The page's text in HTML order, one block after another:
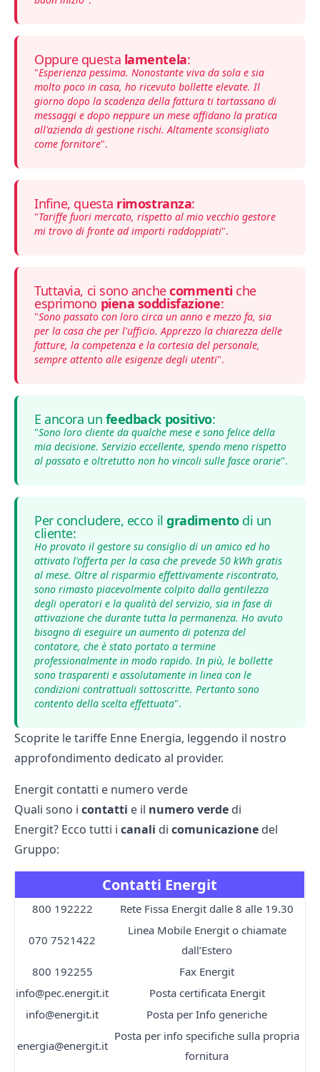
Oppure questa lamentela:
"Esperienza pessima. Nonostante viva da sola e sia
molto poco in casa, ho ricevuto bollette elevate. Il
giorno dopo la scadenza della fattura ti tartassano di
messaggi e dopo neppure un mese affidano la pratica
all'azienda di gestione rischi. Altamente sconsigliato
come fornitore".
Infine, questa rimostranza:
"Tariffe fuori mercato, rispetto al mio vecchio gestore
mi trovo di fronte ad importi raddoppiati".
Tuttavia, ci sono anchecommenti che
esprimono piena soddisfazione:
"Sono passato con loro circa un anno e mezzo fa, sia
per la casa che per l'ufficio. Apprezzo la chiarezza delle
fatture, la competenza e la cortesia del personale,
sempre attento alle esigenze degli utenti".
E ancora un feedback positivo:
"Sono loro cliente da qualche mese e sono felice della
mia decisione. Servizio eccellente, spendo meno rispetto
al passato e oltretutto non ho vincoli sulle fasce orarie".
Per concludere, ecco ilgradimentodi un
cliente:
Ho provato il gestore su consiglio di un amico ed ho
attivato l'offerta per la casa che prevede 50 kWh gratis
al mese. Oltre al risparmio effettivamente riscontrato,
sono rimasto piacevolmente colpito dalla gentilezza
degli operatori e la qualità del servizio, sia in fase di
attivazione che durante tutta la permanenza. Ho avuto
bisogno di eseguire un aumento di potenza del
contatore, che è stato portato a termine
professionalmente in modo rapido. In più, le bollette
sono trasparenti e assolutamente in linea con le
condizioni contrattuali sottoscritte. Pertanto sono
contento della scelta effettuata".
Scoprite le tariffe Enne Energia, leggendo il nostro
approfondimento dedicato al provider.
Energit contatti e numero verde
Quali sono i contatti e il numero verde di
Energit? Ecco tutti i canali di comunicazione del
Gruppo:
Contatti Energit
800 192222 Rete Fissa Energit dalle 8 alle 19.30
070 7521422
Linea Mobile Energit o chiamate
dall’Estero
800 192255
Fax Energit
info@pec.energit.it
Posta certificata Energit
info@energit.it
Posta per Info generiche
energia@energit.it
Posta per info specifiche sulla propria
fornitura